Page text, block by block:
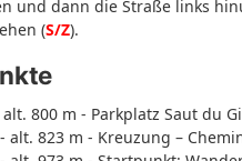
und dann die Straße links
(S/Z).
alt. 800 m - Parkplatz Saut du
alt. 823 m - Kreuzung –